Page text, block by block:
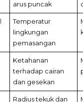
arus puncak
Temperatur
lingkungan
pemasangan
Ketahanan
terhadap cairan
dan gesekan
Radius tekuk dan